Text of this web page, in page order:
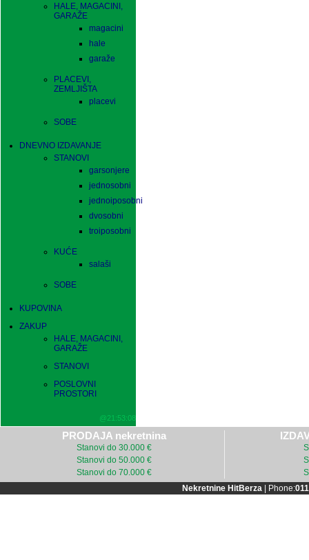
HALE, MAGACINI,
GARAŽE
magacini
hale
garaže
PLACEVI,
ZEMLJIŠTA
placevi
SOBE
DNEVNO IZDAVANJE
STANOVI
garsonjere
jednosobni
jednoiposobni
dvosobni
troiposobni
KUĆE
salaši
SOBE
KUPOVINA
ZAKUP
HALE, MAGACINI,
GARAŽE
STANOVI
POSLOVNI
PROSTORI
@21:53:08
PRODAJA nekretnina
Stanovi do 30.000 €
Stanovi do 50.000 €
Stanovi do 70.000 €
Nekretnine HitBerza| Phone: